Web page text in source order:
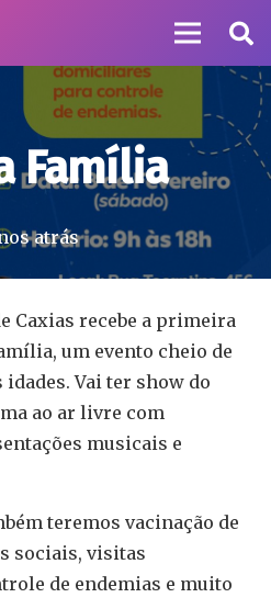
Família
atrás
Caxias recebe a primeira
um evento cheio de
idades. Vai ter show do
ao ar livre com
musicais e
teremos vacinação de
sociais, visitas
de endemias e muito